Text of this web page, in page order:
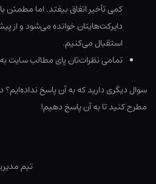
کمی تأخیر اتفاق بیفتد. اما مطمئن
دایرکت‌هایتان خوانده می‌شود و از
استقبال می‌کنیم.
تمامی نظرات‌تان پای مطالب سایت
سوال دیگری دارید که به آن پاسخ
مطرح کنید تا به آن پاسخ دهیم!
تیم